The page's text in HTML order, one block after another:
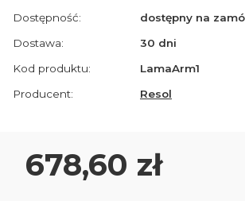
Dostępność:
dostępny na
Dostawa:
30 dni
Kod produktu:
LamaArm1
Producent:
Resol
Cena
678,60 zł